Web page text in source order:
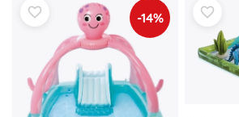
-14%